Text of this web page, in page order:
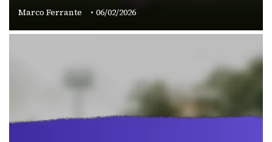
Marco Ferrante 06/02/2026